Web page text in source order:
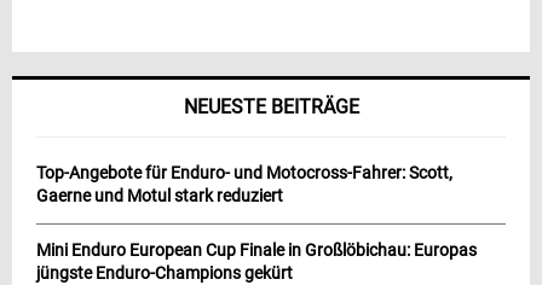
NEUESTE BEITRÄGE
Top-Angebote für Enduro- und Motocross-Fahrer: Scott,
Gaerne und Motul stark reduziert
Mini Enduro European Cup Finale in Großlöbichau: Europas
jüngste Enduro-Champions gekürt